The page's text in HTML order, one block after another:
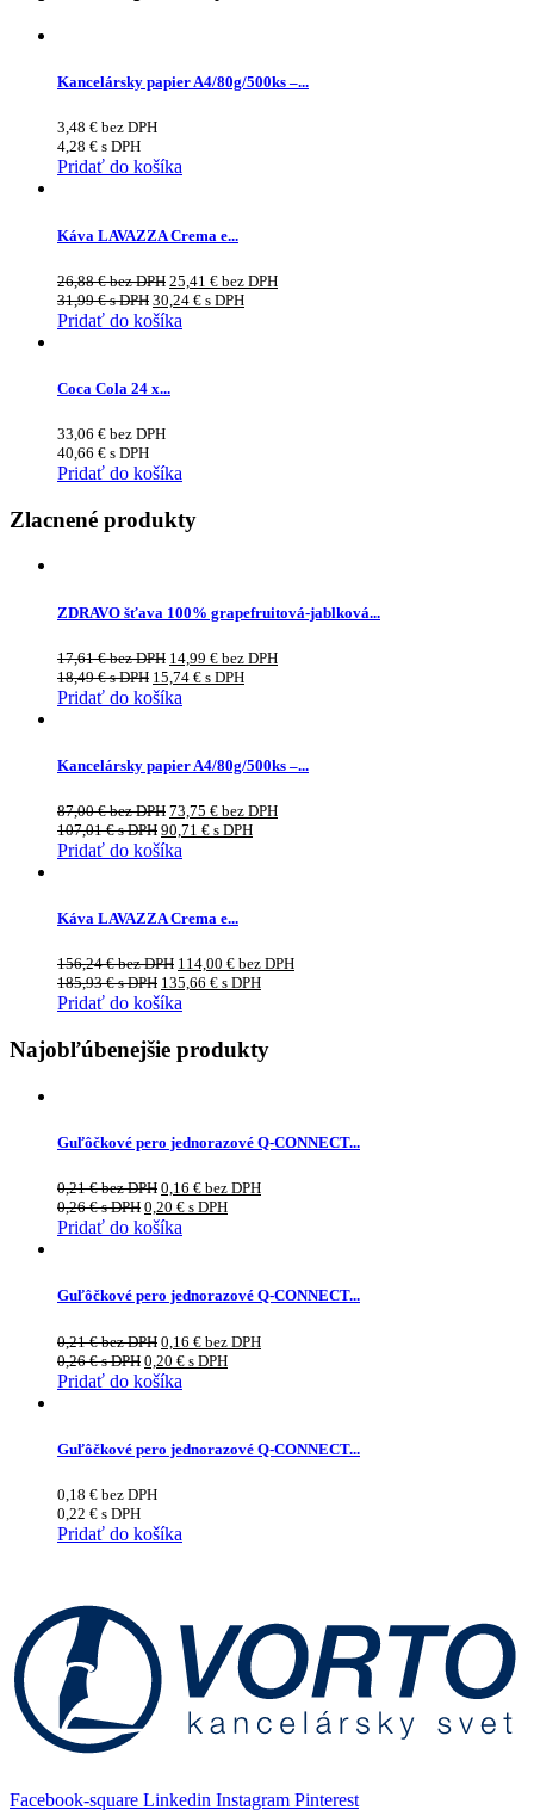
Kancelársky papier A4/80g/500ks –...
3,48 € bez DPH
4,28 € s DPH
Pridať do košíka
Káva LAVAZZA Crema e...
26,88€bez DPH 25,41 € bez DPH
31,99€s DPH 30,24 € s DPH
Pridať do košíka
Coca Cola 24 x...
33,06 € bez DPH
40,66 € s DPH
Pridať do košíka
Zlacnené produkty
ZDRAVO šťava 100% grapefruitová-jablková...
17,61€bez DPH 14,99 € bez DPH
18,49€s DPH 15,74 € s DPH
Pridať do košíka
Kancelársky papier A4/80g/500ks –...
87,00€bez DPH 73,75 € bez DPH
107,01€s DPH 90,71 € s DPH
Pridať do košíka
Káva LAVAZZA Crema e...
156,24€bez DPH 114,00 € bez DPH
185,93€s DPH 135,66 € s DPH
Pridať do košíka
Najobľúbenejšie produkty
Guľôčkové pero jednorazové Q-CONNECT...
0,21€bez DPH 0,16 € bez DPH
0,26€s DPH 0,20 € s DPH
Pridať do košíka
Guľôčkové pero jednorazové Q-CONNECT...
0,21€bez DPH 0,16 € bez DPH
0,26€s DPH 0,20 € s DPH
Pridať do košíka
Guľôčkové pero jednorazové Q-CONNECT...
0,18 € bez DPH
0,22 € s DPH
Pridať do košíka
Facebook-square Linkedin Instagram Pinterest